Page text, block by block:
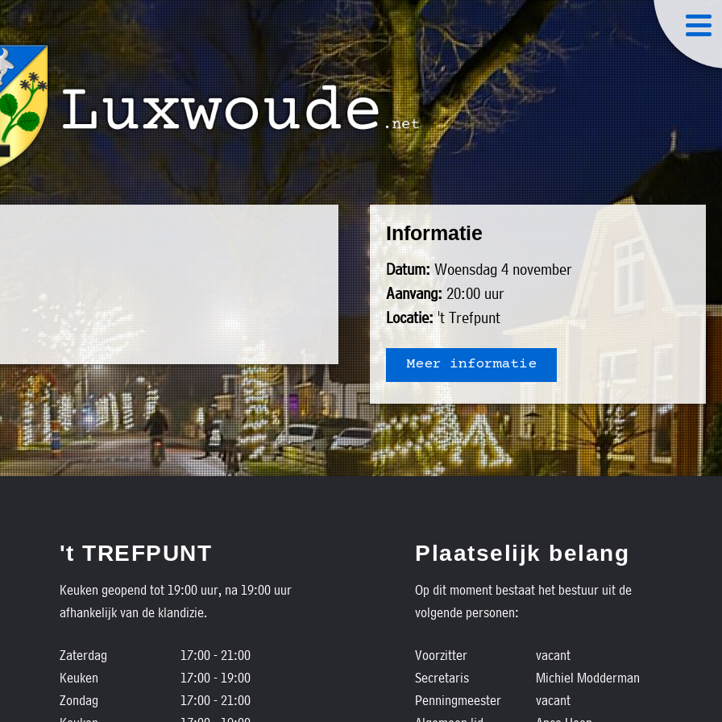
Informatie
Datum:Woensdag 4 november
Aanvang:20:00 uur
Locatie:'t Trefpunt
Meer informatie
't TREFPUNT
Keuken geopend tot 19:00 uur, na 19:00 uur
afhankelijk van de klandizie.
Zaterdag
17:00 - 21:00
Keuken
17:00 - 19:00
Zondag
17:00 - 21:00
Plaatselijk belang
Op dit moment bestaat het bestuur uit de
volgende personen:
Voorzitter
vacant
Secretaris
Michiel Modderman
Penningmeester
vacant